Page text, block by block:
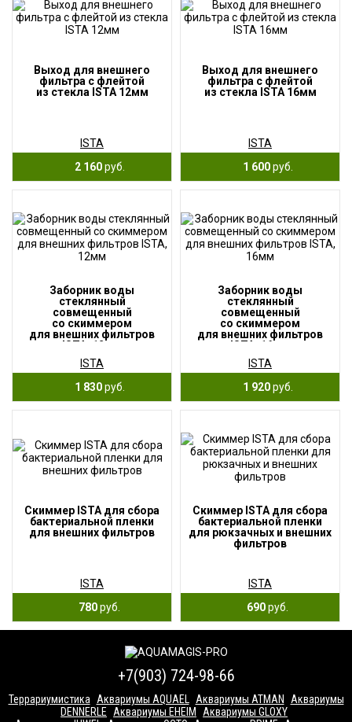
Выход для внешнего
фильтра с флейтой
из стекла ISTA 12мм
ISTA
2 160руб.
Выход для внешнего
фильтра с флейтой
из стекла ISTA 16мм
ISTA
1 600руб.
Заборник воды
стеклянный
совмещенный
со скиммером
для внешних фильтров
ISTA, 12мм
ISTA
1 830руб.
Заборник воды
стеклянный
совмещенный
со скиммером
для внешних фильтров
ISTA, 16мм
ISTA
1 920руб.
Скиммер ISTA для сбора
бактериальной пленки
для внешних фильтров
ISTA
780руб.
Скиммер ISTA для сбора
бактериальной пленки
для рюкзачных и внешних
фильтров
ISTA
690руб.
+7(903) 724-98-66
Террариумистика Аквариумы AQUAEL Аквариумы ATMAN
Аквариумы
DENNERLE
Аквариумы EHEIM
Аквариумы GLOXY